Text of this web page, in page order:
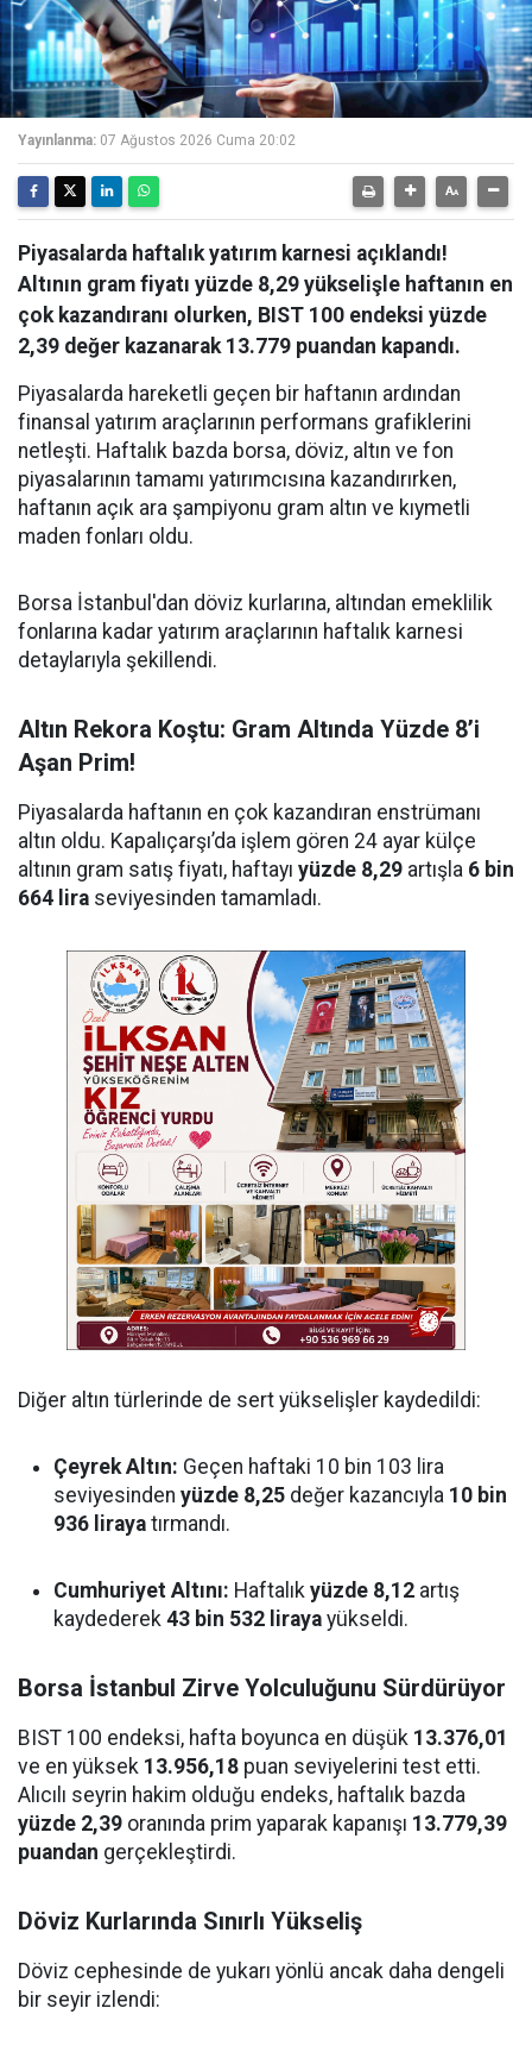
Yayınlanma: 07 Ağustos 2026 Cuma 20:02
Piyasalarda haftalık yatırım karnesi açıklandı!
Altının gram fiyatı yüzde 8,29 yükselişle haftanın en
çok kazandıranı olurken, BIST 100 endeksi yüzde
2,39 değer kazanarak 13.779 puandan kapandı.
Piyasalarda hareketli geçen bir haftanın ardından
finansal yatırım araçlarının performans grafiklerini
netleşti. Haftalık bazda borsa, döviz, altın ve fon
piyasalarının tamamı yatırımcısına kazandırırken,
haftanın açık ara şampiyonu gram altın ve kıymetli
maden fonları oldu.
Borsa İstanbul'dan döviz kurlarına, altından emeklilik
fonlarına kadar yatırım araçlarının haftalık karnesi
detaylarıyla şekillendi.
Altın Rekora Koştu: Gram Altında Yüzde 8’i
Aşan Prim!
Piyasalarda haftanın en çok kazandıran enstrümanı
altın oldu. Kapalıçarşı’da işlem gören 24 ayar külçe
altının gram satış fiyatı, haftayı yüzde 8,29 artışla 6 bin
664 lira seviyesinden tamamladı.
Diğer altın türlerinde de sert yükselişler kaydedildi:
Çeyrek Altın: Geçen haftaki 10 bin 103 lira
seviyesinden yüzde 8,25 değer kazancıyla 10 bin
936 liraya tırmandı.
Cumhuriyet Altını: Haftalık yüzde 8,12 artış
kaydederek 43 bin 532 liraya yükseldi.
Borsa İstanbul Zirve Yolculuğunu Sürdürüyor
BIST 100 endeksi, hafta boyunca en düşük 13.376,01
ve en yüksek 13.956,18 puan seviyelerini test etti.
Alıcılı seyrin hakim olduğu endeks, haftalık bazda
yüzde 2,39 oranında prim yaparak kapanışı 13.779,39
puandan gerçekleştirdi.
Döviz Kurlarında Sınırlı Yükseliş
Döviz cephesinde de yukarı yönlü ancak daha dengeli
bir seyir izlendi: